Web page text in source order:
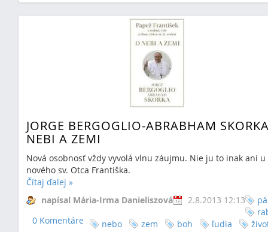
JORGE BERGOGLIO-ABRABHAM
NEBI A ZEMI
Nová osobnosť vždy vyvolá vlnu záujmu. Nie ju to inak ani u
nového sv. Otca Františka.
Čítaj ďalej »
napísal Mária-Irma Danieliszová
2.8.2013 12:13
0 Komentáre
nebo
zem boh ľudia